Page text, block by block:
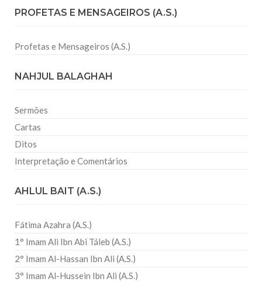
PROFETAS E MENSAGEIROS (A.S.)
Profetas e Mensageiros (A.S.)
NAHJUL BALAGHAH
Sermões
Cartas
Ditos
Interpretação e Comentários
AHLUL BAIT (A.S.)
Fátima Azahra (A.S.)
1° Imam Ali Ibn Abi Táleb (A.S.)
2° Imam Al-Hassan Ibn Ali (A.S.)
3° Imam Al-Hussein Ibn Ali (A.S.)